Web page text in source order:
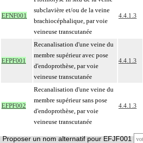
EFNF001
subclavière et/ou de la veine
brachiocéphalique, par voie
veineuse transcutanée
4.4.1.3
EFPF001
Recanalisation d'une veine du
membre supérieur avec pose
d'endoprothèse, par voie
veineuse transcutanée
4.4.1.3
EFPF002
Recanalisation d'une veine du
membre supérieur sans pose
d'endoprothèse, par voie
veineuse transcutanée
4.4.1.3
Proposer un nom alternatif pour EFJF001